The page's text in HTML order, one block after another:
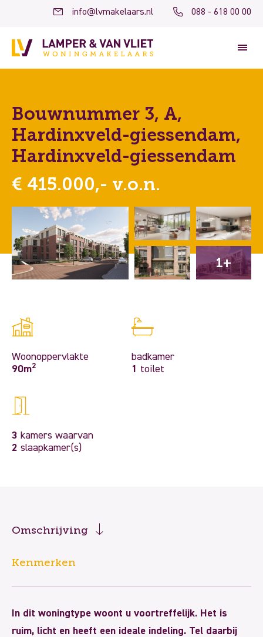
info@lvmakelaars.nl 088 - 618 00 00
Bouwnummer 3, A,
Hardinxveld-giessendam,
Hardinxveld-giessendam
€ 415.000,- v.o.n.
1+
Woonoppervlakte
90m2
badkamer
1
toilet
3 kamers waarvan
2 slaapkamer(s)
Omschrijving
Kenmerken
In dit woningtype woont u voortreffelijk. Het is
ruim, licht en heeft een ideale indeling. Tel daarbij